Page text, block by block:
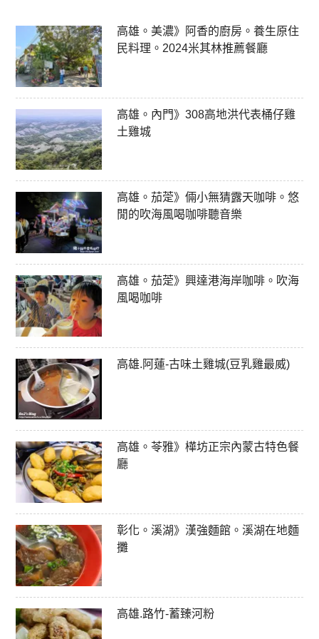
高雄。美濃》阿香的廚房。養生原住
民料理。2024米其林推薦餐廳
高雄。內門》308高地洪代表桶仔雞
土雞城
高雄。茄萣》倆小無猜露天咖啡。悠
閒的吹海風喝咖啡聽音樂
高雄。茄萣》興達港海岸咖啡。吹海
風喝咖啡
高雄.阿蓮-古味土雞城(豆乳雞最威)
高雄。苓雅》樺坊正宗內蒙古特色餐
廳
彰化。溪湖》漢強麵館。溪湖在地麵
攤
高雄.路竹-蓄臻河粉